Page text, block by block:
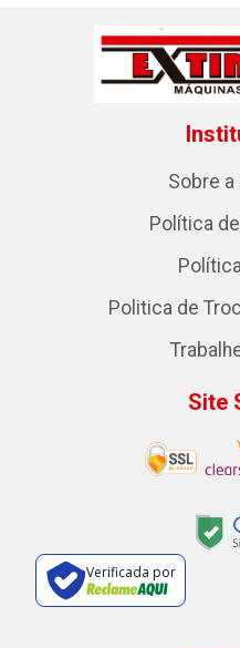
Sobre a
Política
Politica de
Site
Verificada por